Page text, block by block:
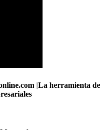
|La herramienta de